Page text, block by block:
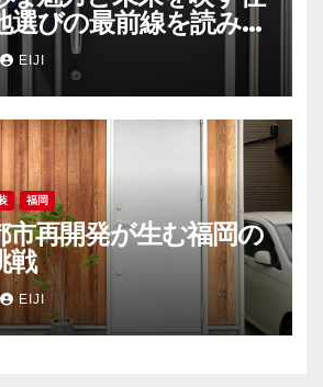
選びの最前線を読み解
EIJI
福岡
市再開発が生む福岡の
戦
EIJI